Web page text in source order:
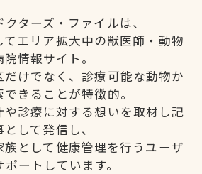
ターズ・ファイルは、
エリア拡大中の獣医師・動物
院情報サイト。
けでなく、診療可能な動物か
きることが特徴的。
診療に対する想いを取材し記
として発信し、
として健康管理を行うユーザ
ポートしています。